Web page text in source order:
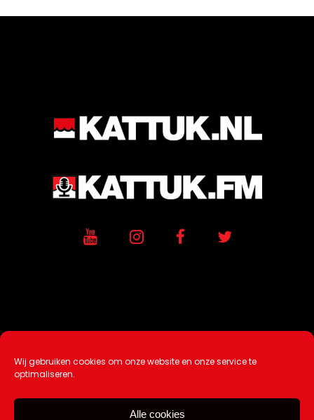
Wij gebruiken cookies om onze website en onze service te
optimaliseren.
Alle cookies
Ontwikkeling / Hosting doorAtSea